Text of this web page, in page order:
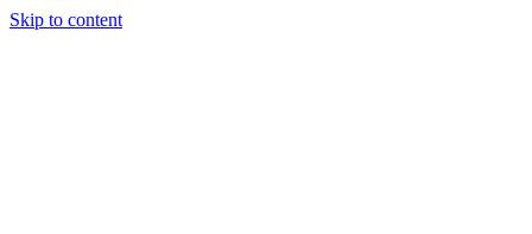
Skip to content